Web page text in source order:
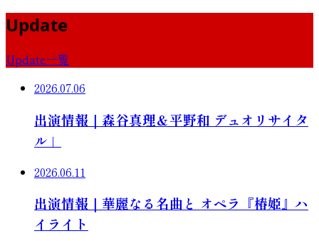
Update
Update一覧
2026.07.06
出演情報｜森谷真理＆平野和 デュオリサイタ
ル」
2026.06.11
出演情報｜華麗なる名曲と オペラ『椿姫』ハ
イライト